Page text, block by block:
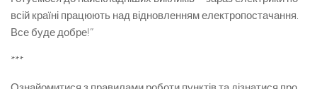
всій країні працюють над відновленням електропостачання.
Все буде добре!”
***